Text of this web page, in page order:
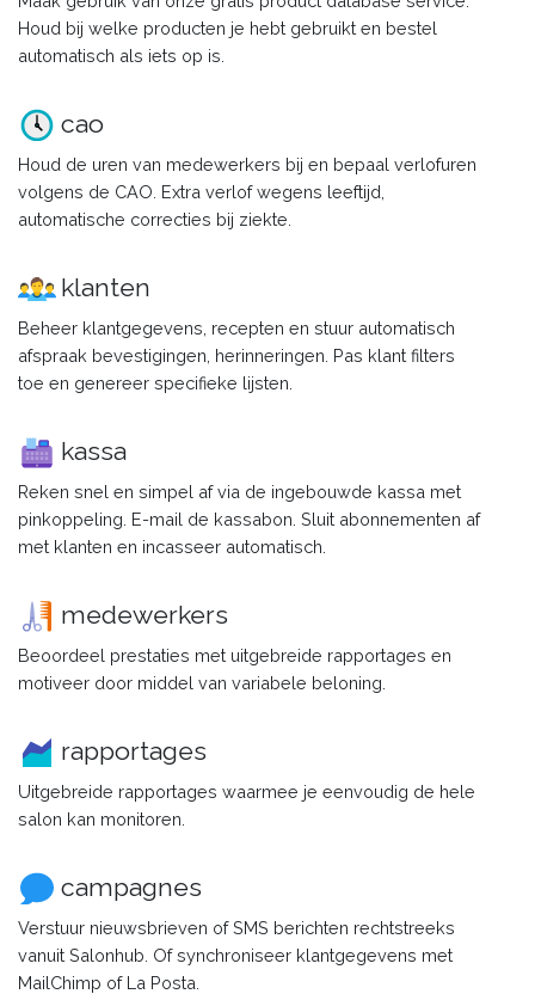
Houd bij welke producten je hebt gebruikt en bestel
automatisch als iets op is.
cao
Houd de uren van medewerkers bij en bepaal verlofuren
volgens de CAO. Extra verlof wegens leeftijd,
automatische correcties bij ziekte.
klanten
Beheer klantgegevens, recepten en stuur automatisch
afspraak bevestigingen, herinneringen. Pas klant filters
toe en genereer specifieke lijsten.
kassa
Reken snel en simpel af via de ingebouwde kassa met
pinkoppeling. E-mail de kassabon. Sluit abonnementen af
met klanten en incasseer automatisch.
medewerkers
Beoordeel prestaties met uitgebreide rapportages en
motiveer door middel van variabele beloning.
rapportages
Uitgebreide rapportages waarmee je eenvoudig de hele
salon kan monitoren.
campagnes
Verstuur nieuwsbrieven of SMS berichten rechtstreeks
vanuit Salonhub. Of synchroniseer klantgegevens met
MailChimp of La Posta.